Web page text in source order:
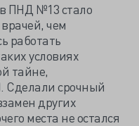
ПНД №13 стало
чем
работать
условиях
тайне,
Сделали срочный
других
места не остался